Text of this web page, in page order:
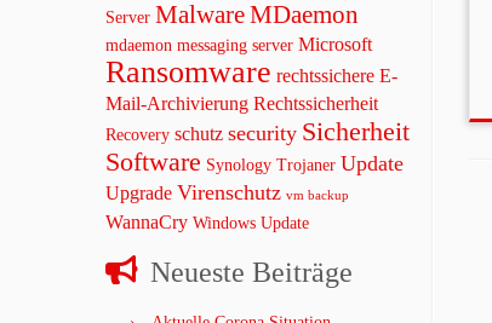
Server MalwareMDaemon
mdaemon messaging server Microsoft
Ransomware rechtssichere E-
Mail-Archivierung Rechtssicherheit
Recovery schutz security Sicherheit
Software Synology Trojaner Update
Upgrade Virenschutz vm backup
WannaCry Windows Update
Neueste Beiträge